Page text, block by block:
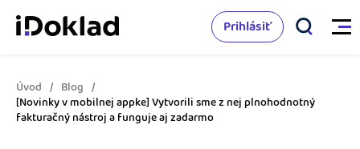
Vlastnosti
Prihlásiť
Úvod
Blog
[Novinky v mobilnej appke] Vytvorili sme z nej plnohodnotný
fakturačný nástroj a funguje aj zadarmo